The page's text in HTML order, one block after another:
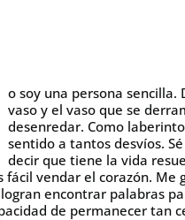
o soy una persona sencilla.
vaso y el vaso que se
desenredar. Como
sentido a tantos desvíos.
decir que tiene la vida
fácil vendar el corazón.
encontrar palabras
de permanecer tan